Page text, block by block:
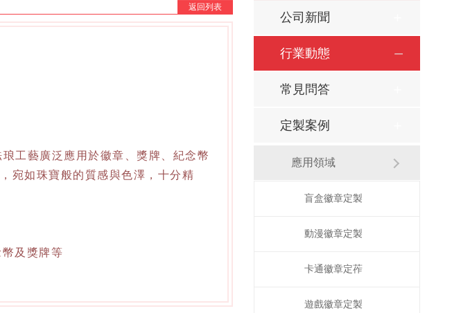
返回列表
工藝廣泛應用於徽章、獎牌、紀念幣
宛如珠寶般的質感與色澤，十分精
及獎牌等
公司新聞
行業動態
常見問答
定製案例
應用領域
盲盒徽章定製
動漫徽章定製
卡通徽章定莋
遊戲徽章定製